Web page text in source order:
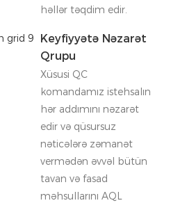
həllər təqdim edir.
Keyfiyyətə Nəzarət
Qrupu
Xüsusi QC
komandamız istehsalın
hər addımını nəzarət
edir və qüsursuz
nəticələrə zəmanət
vermədən əvvəl bütün
tavan və fasad
məhsullarını AQL